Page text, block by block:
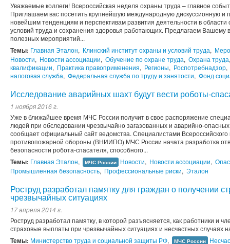
Уважаемые коллеги! Всероссийская неделя охраны труда – главное
Приглашаем вас посетить крупнейшую международную дискуссионную
новейшим тенденциям и перспективам развития деятельности в
условий труда и сохранения здоровья работающих. Предлагаем
полезных мероприятий...
Темы: Главная Эталон, Клинский институт охраны и условий труда,
Новости, Новости ассоциации, Обучение по охране труда, Охрана труда
квалификации, Практика правоприменения, Регионы, Роспотребнадзор,
налоговая служба, Федеральная служба по труду и занятости, Фонд
Исследование аварийных шахт будут вести роботы-
1 ноября 2016 г.
Уже в ближайшее время МЧС России получит в свое распоряжение
людей при обследовании чрезвычайно загазованных и аварийно-
сообщает официальный сайт ведомства. Специалистами Всероссийского
противопожарной обороны (ВНИИПО) МЧС России начата разработка
безопасности робота-спасателя, способного...
Темы: Главная Эталон, МЧС России Новости, Новости ассоциации,
Промышленная безопасность, Профессиональные риски, Эталон
Роструд разработал памятку для граждан о получении
чрезвычайных ситуациях
17 апреля 2014 г.
Роструд разработал памятку, в которой разъясняется, как работники и
страховые выплаты при чрезвычайных ситуациях и несчастных случаях
Темы: Министерство труда и социальной защиты РФ, МЧС России